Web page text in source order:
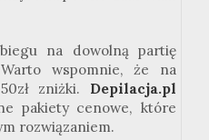
na dowolną partię
wspomnie, że na
zniżki. Depilacja.pl
pakiety cenowe, które
rozwiązaniem.